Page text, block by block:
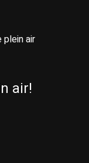
air
air!